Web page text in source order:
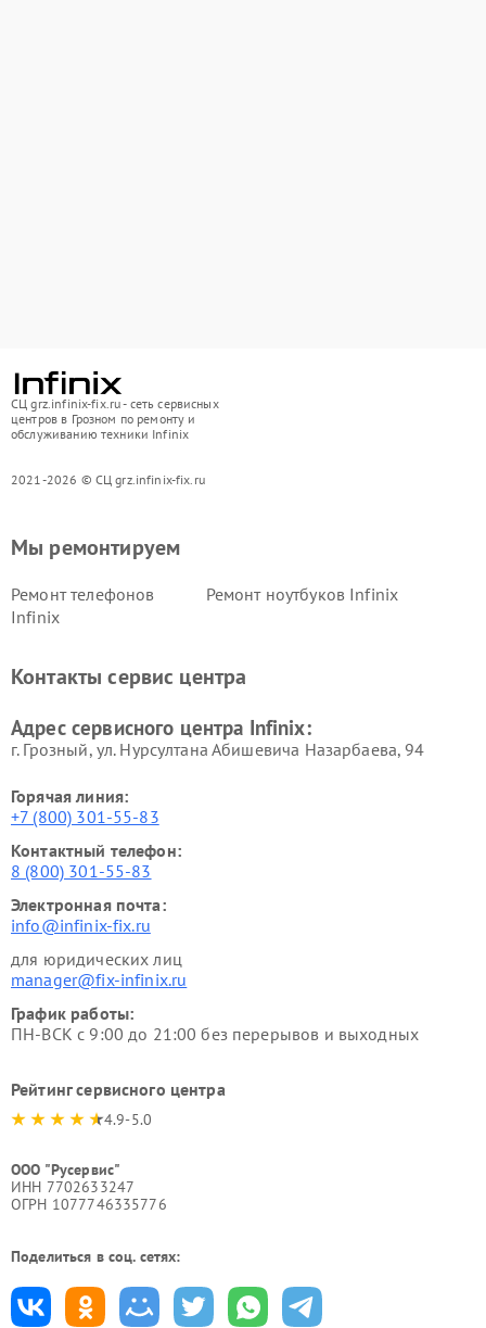
СЦ grz.infinix-fix.ru - сеть сервисных
центров в Грозном по ремонту и
обслуживанию техники Infinix
2021-2026 © СЦ grz.infinix-fix.ru
Мы ремонтируем
Ремонт телефонов
Infinix
Ремонт ноутбуков Infinix
Контакты сервис центра
Адрес сервисного центра Infinix:
г. Грозный, ул. Нурсултана Абишевича Назарбаева, 94
Горячая линия:
+7 (800) 301-55-83
Контактный телефон:
8 (800) 301-55-83
Электронная почта:
info@infinix-fix.ru
для юридических лиц
manager@fix-infinix.ru
График работы:
ПН-ВСК с 9:00 до 21:00 без перерывов и выходных
Рейтинг сервисного центра
4.9-5.0
ООО "Русервис"
ИНН 7702633247
ОГРН 1077746335776
Поделиться в соц. сетях: